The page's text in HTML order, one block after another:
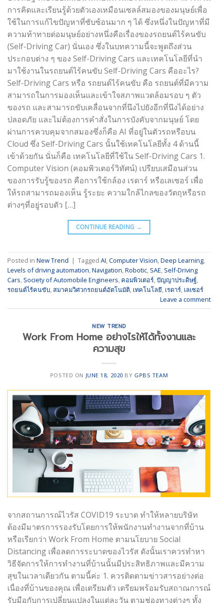
การคิดและเรียนรู้ด้วยตัวเองเหมือนเซลล์สมองของมนุษย์เพื่อ
ใช้ในการแก้ไขปัญหาที่ซับซ้อนมาก ๆ ได้ ซึ่งหนึ่งในปัญหาที่มี
ความท้าทายต่อมนุษย์อย่างหนึ่งคือเรื่องของรถยนต์ไร้คนขับ
(Self-Driving Car) นั่นเอง ซึ่งในบทความนี้จะพูดถึงส่วน
ประกอบต่าง ๆ ของ Self-Driving Cars และเทคโนโลยีที่นำ
มาใช้งานในรถยนต์ไร้คนขับ Self-Driving Cars คืออะไร?
Self-Driving Cars หรือ รถยนต์ไร้คนขับ คือ รถยนต์ที่มีความ
สามารถในการมองเห็นและเข้าใจสภาพแวดล้อมรอบ ๆ ตัว
ของรถ และสามารถขับเคลื่อนจากที่นึงไปยังอีกที่นึงได้อย่าง
ปลอดภัย และไม่ต้องการคำสั่งในการบังคับจากมนุษย์ โดย
ผ่านการควบคุมจากสมองซึ่งก็คือ AI ที่อยู่ในตัวรถหรือบน
Cloud ซึ่ง Self-Driving Cars นั้นใช้เทคโนโลยีทั้ง 4 ด้านนี้
เข้าด้วยกัน นั่นก็คือ เทคโนโลยีที่ใช้ใน Self-Driving Cars 1.
Computer Vision (คอมพิวเตอร์วิทัศน์) เปรียบเสมือนส่วน
ของการรับรู้ของรถ คือการใช้กล้อง เรดาร์ หรือเลเซอร์ เพื่อ
ให้รถสามารถมองเห็น รู้ระยะ ความใกล้ไกลของวัตถุหรือรถ
ต่างๆที่อยู่รอบตัว […]
CONTINUE READING →
Posted in New Trend | Tagged AI,Computer Vision,Deep Learning,
Levels of driving automation,Navigation,Robotic, SAE, Self-Driving
Cars, Society of Automobile Engineers, คอมพิวเตอร์,ปัญญาประดิษฐ์,
รถยนต์ไร้คนขับ,สมาคมวิศวกรถยนต์อัตโนมัติ, เทคโนโลยี, เรดาร์, เลเซอร์
Leave a comment
NEW TREND
Work From Home อย่างไรให้ได้ทั้งงานและ
ความสุข
POSTED ON JUNE 18, 2020 BY GPBS TEAM
จากสถานการณ์ไวรัส COVID19 ระบาด ทำให้หลายบริษัท
ต้องมีมาตรการรองรับโดยการให้พนักงานทำงานจากที่บ้าน
หรือเรียกว่า Work From Home ตามนโยบาย Social
Distancing เพื่อลดการระบาดของไวรัส ดังนั้นเราควรทำหา
วิธีจัดการให้การทำงานที่บ้านนั้นมีประสิทธิภาพและมีความ
สุขในเวลาเดียวกัน ตามนี้ค่ะ 1. ควรติดตามข่าวสารอย่างต่อ
เนื่องที่บ้านของคุณ เพื่อเตรียมตัว เตรียมพร้อมรับสถาณการณ์
รับมือกับการเปลี่ยนแปลงในแต่ละวัน ตามช่องทางต่างๆ ทั้ง